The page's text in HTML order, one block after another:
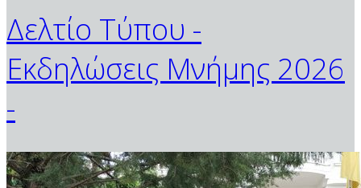
Δελτίο Τύπου -
Εκδηλώσεις Μνήμης 2026
-